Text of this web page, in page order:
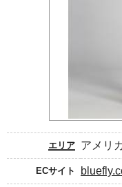
エリア アメリ
ECサイト